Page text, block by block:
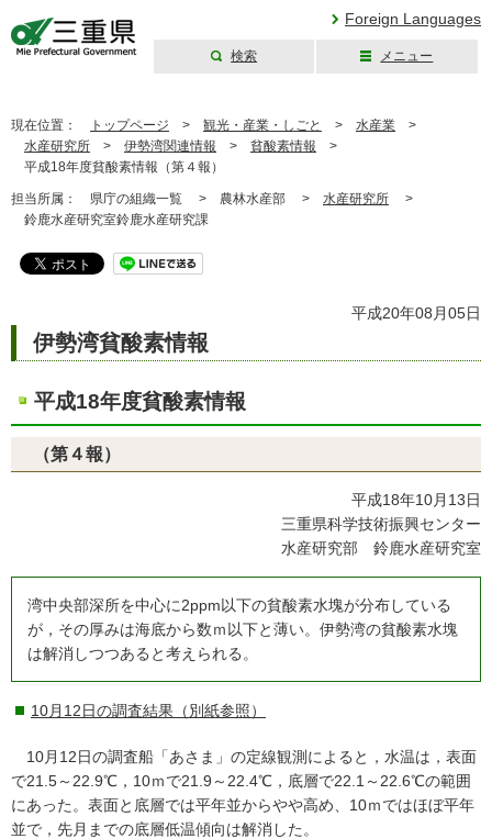
Foreign Languages
検索 メニュー
現在位置： トップページ > 観光・産業・しごと > 水産業 >
水産研究所 > 伊勢湾関連情報 > 貧酸素情報 >
平成18年度貧酸素情報（第４報）
担当所属： 県庁の組織一覧 > 農林水産部 > 水産研究所 >
鈴鹿水産研究室鈴鹿水産研究課
平成20年08月05日
伊勢湾貧酸素情報
平成18年度貧酸素情報
（第４報）
平成18年10月13日
三重県科学技術振興センター
水産研究部 鈴鹿水産研究室
湾中央部深所を中心に2ppm以下の貧酸素水塊が分布している
が，その厚みは海底から数ｍ以下と薄い。伊勢湾の貧酸素水塊
は解消しつつあると考えられる。
10月12日の調査結果（別紙参照）
10月12日の調査船「あさま」の定線観測によると，水温は，表面
で21.5～22.9℃，10ｍで21.9～22.4℃，底層で22.1～22.6℃の範囲
にあった。表面と底層では平年並からやや高め、10ｍではほぼ平年
並で，先月までの底層低温傾向は解消した。